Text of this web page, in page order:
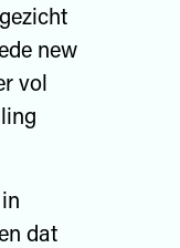
new
vol
dat